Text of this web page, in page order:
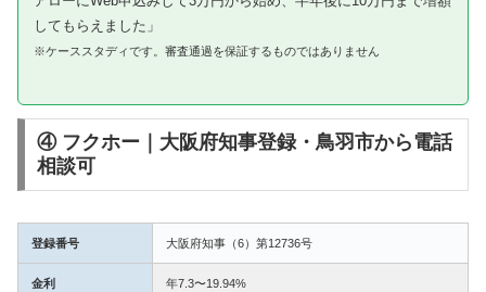
してもらえました」
※ケーススタディです。審査通過を保証するものではありません
④ フクホー｜大阪府知事登録・鳥羽市から電話
相談可
登録番号 大阪府知事（6）第12736号
金利 年7.3〜19.94%